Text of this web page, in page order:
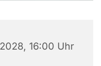
16:00 Uhr